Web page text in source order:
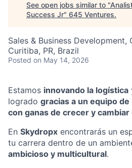
See open jobs similar to "
Success Jr" 645 Ventures.
Sales & Business Development,
Curitiba, PR, Brazil
Posted on May 14, 2026
Estamos innovando la logística
logrado gracias a un equipo
con ganas de crecer y cambiar
En Skydropx encontrarás un
tu carrera dentro de un
ambicioso y multicultural.